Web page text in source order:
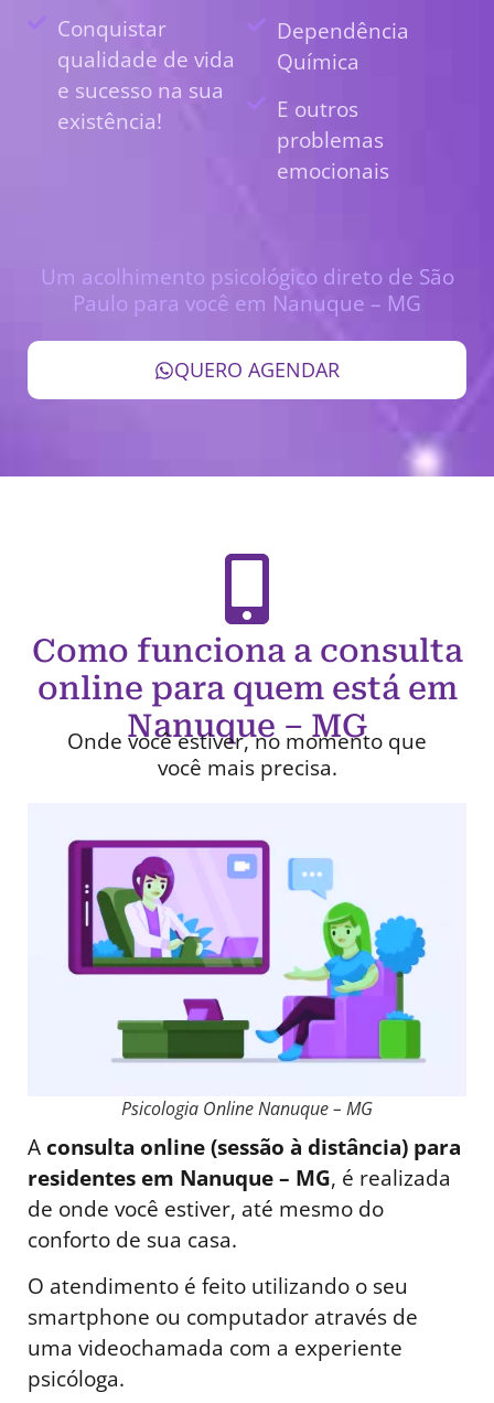
Conquistar
qualidade de vida
e sucesso na sua
existência!
Dependência
Química
E outros
problemas
emocionais
Um acolhimento psicológico direto de São
Paulo para você em Nanuque – MG
QUERO AGENDAR
Como funciona a consulta
online para quem está em
Nanuque – MG
Onde você estiver, no momento que
você mais precisa.
Psicologia Online Nanuque – MG
Aconsulta online (sessão à distância) para
residentes em Nanuque – MG, é realizada
de onde você estiver, até mesmo do
conforto de sua casa.
O atendimento é feito utilizando o seu
smartphone ou computador através de
uma videochamada com a experiente
psicóloga.